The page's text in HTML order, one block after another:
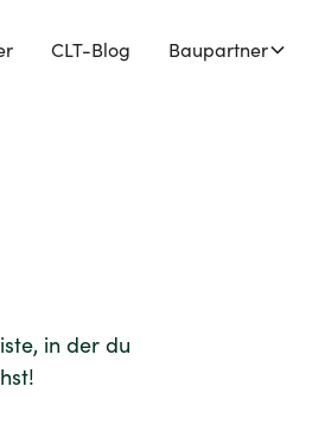
CLT-Blog Baupartner
in der du